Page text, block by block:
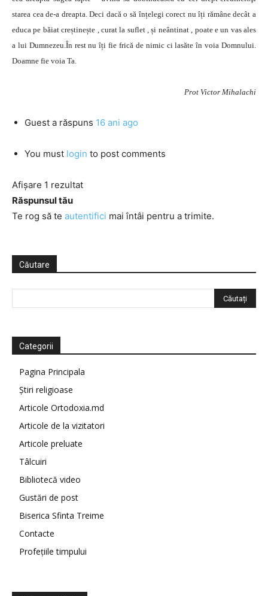
starea cea de-a dreapta. Deci dacă o să înțelegi corect nu îți rămâne decât a
educa pe băiat creștinește , curat la suflet , și neântinat , poate e un vas ales
a lui Dumnezeu.În rest nu îți fie frică de nimic ci lasăte în voia Domnului.
Doamne fie voia Ta.
Prot Victor Mihalachi
Guest a răspuns 16 ani ago
You must login to post comments
Afișare 1 rezultat
Răspunsul tău
Te rog să te autentifici mai întâi pentru a trimite.
Căutare
Categorii
Pagina Principala
Știri religioase
Articole Ortodoxia.md
Articole de la vizitatori
Articole preluate
Tâlcuiri
Bibliotecă video
Gustări de post
Biserica Sfinta Treime
Contacte
Profețiile timpului